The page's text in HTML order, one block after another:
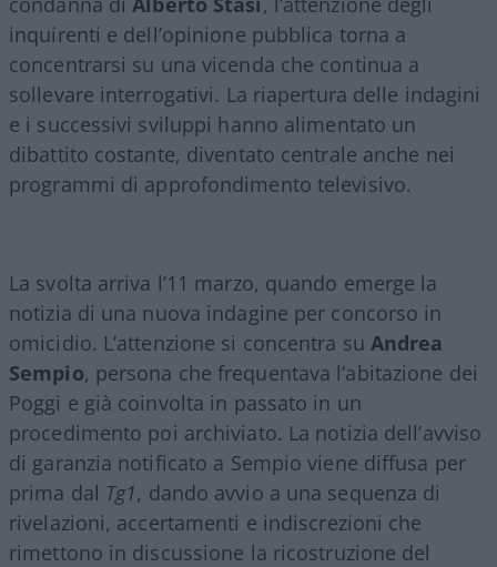
inquirenti e dell’opinione pubblica torna a
concentrarsi su una vicenda che continua a
sollevare interrogativi. La riapertura delle indagini
e i successivi sviluppi hanno alimentato un
dibattito costante, diventato centrale anche nei
programmi di approfondimento televisivo.
La svolta arriva l’11 marzo, quando emerge la
notizia di una nuova indagine per concorso in
omicidio. L’attenzione si concentra su Andrea
Sempio, persona che frequentava l’abitazione dei
Poggi e già coinvolta in passato in un
procedimento poi archiviato. La notizia dell’avviso
di garanzia notificato a Sempio viene diffusa per
prima dal Tg1, dando avvio a una sequenza di
rivelazioni, accertamenti e indiscrezioni che
rimettono in discussione la ricostruzione del